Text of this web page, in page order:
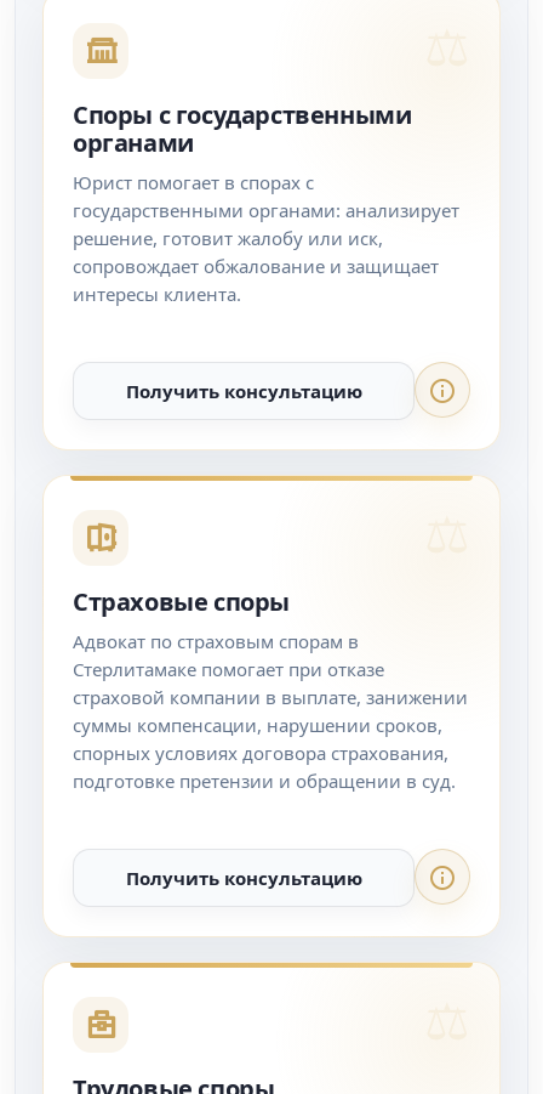
Споры с государственными
органами
Юрист помогает в спорах с
государственными органами: анализирует
решение, готовит жалобу или иск,
сопровождает обжалование и защищает
интересы клиента.
Получить консультацию
Страховые споры
Адвокат по страховым спорам в
Стерлитамаке помогает при отказе
страховой компании в выплате, занижении
суммы компенсации, нарушении сроков,
спорных условиях договора страхования,
подготовке претензии и обращении в суд.
Получить консультацию